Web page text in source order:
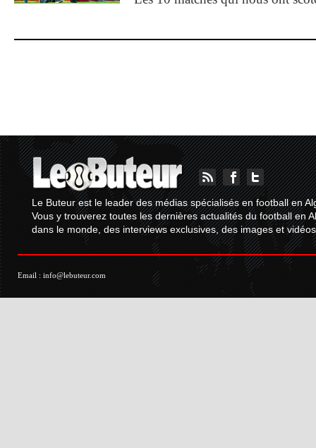
Le Buteur est le leader des médias spécialisés en football en
Vous y trouverez toutes les dernières actualités du football en
dans le monde, des interviews exclusives, des images et
Email : info@lebuteur.com